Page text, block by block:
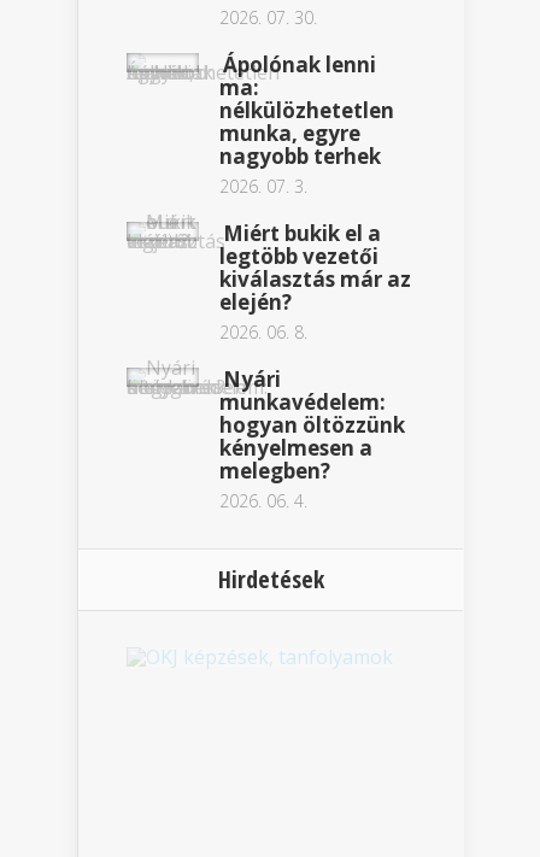
2026. 07. 30.
Ápolónak lenni
ma:
nélkülözhetetlen
munka, egyre
nagyobb terhek
2026. 07. 3.
Miért bukik el a
legtöbb vezetői
kiválasztás már az
elején?
2026. 06. 8.
Nyári
munkavédelem:
hogyan öltözzünk
kényelmesen a
melegben?
2026. 06. 4.
Hirdetések